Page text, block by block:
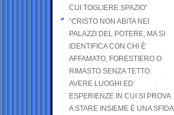
CUI TOGLIERE SPAZIO”
“CRISTO NON ABITA NEI
PALAZZI DEL POTERE, MA SI
IDENTIFICA CON CHI È
AFFAMATO, FORESTIERO O
RIMASTO SENZA TETTO.
AVERE LUOGHI ED
ESPERIENZE IN CUI SI PROVA
A STARE INSIEME È UNA SFIDA